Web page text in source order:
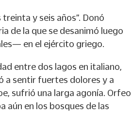
y seis años”. Donó
de la que se desanimó luego
en el ejército griego.
entre dos lagos en italiano,
a sentir fuertes dolores y a
sufrió una larga agonía. Orfeo
aún en los bosques de las